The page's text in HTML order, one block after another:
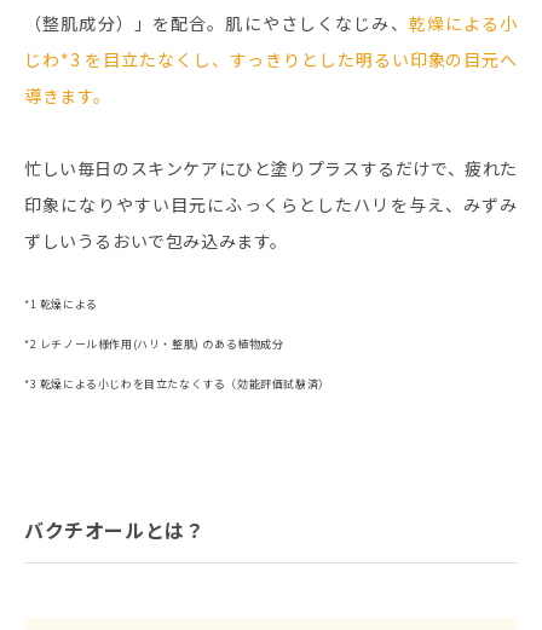
（整肌成分）」を配合。肌にやさしくなじみ、 乾燥による小
じわ*3 を目立たなくし、すっきりとした明るい印象の目元へ
導きます。
忙しい毎日のスキンケアにひと塗りプラスするだけで、疲れた
印象になりやすい目元にふっくらとしたハリを与え、みずみ
ずしいうるおいで包み込みます。
*1 乾燥による
*2 レチノール様作用(ハリ・整肌) のある植物成分
*3 乾燥による小じわを目立たなくする（効能評価試験済）
バクチオールとは？